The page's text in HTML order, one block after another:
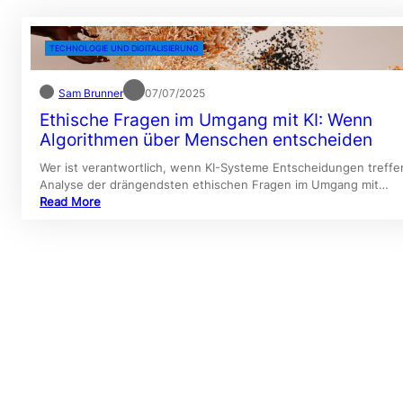
TECHNOLOGIE UND DIGITALISIERUNG
Sam Brunner 07/07/2025
Ethische Fragen im Umgang mit KI: Wenn
Algorithmen über Menschen entscheiden
Wer ist verantwortlich, wenn KI-Systeme Entscheidungen
Analyse der drängendsten ethischen Fragen im Umgang mit…
Read More